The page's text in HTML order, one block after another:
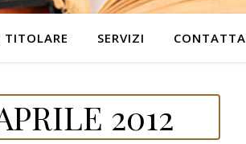
TITOLARE SERVIZI
2012